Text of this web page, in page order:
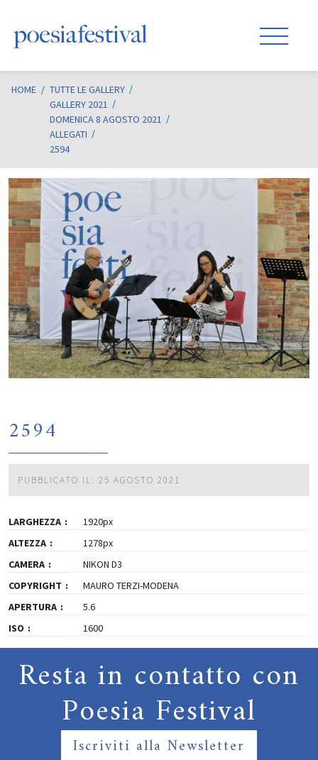
HOME / TUTTE LE GALLERY
GALLERY 2021
DOMENICA 8 AGOSTO 2021
ALLEGATI
2594
2594
PUBBLICATO IL: 25 AGOSTO 2021
LARGHEZZA
1920px
ALTEZZA
1278px
CAMERA
NIKON D3
COPYRIGHT
MAURO TERZI-MODENA
APERTURA
5.6
ISO
1600
Resta in contatto con
Poesia Festival
Iscriviti alla Newsletter